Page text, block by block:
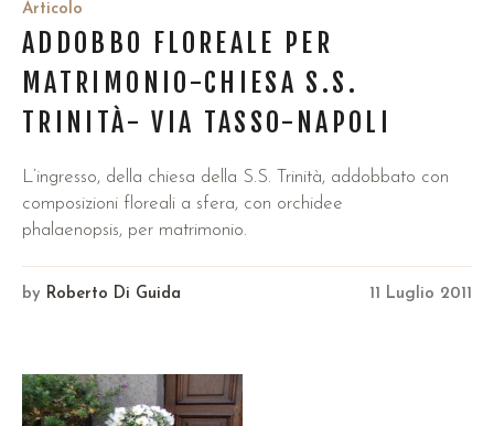
Articolo
ADDOBBO FLOREALE PER
MATRIMONIO-CHIESA S.S.
TRINITÀ- VIA TASSO-NAPOLI
L’ingresso, della chiesa della S.S. Trinità, addobbato con
composizioni floreali a sfera, con orchidee
phalaenopsis, per matrimonio.
11 Luglio 2011
by Roberto Di Guida